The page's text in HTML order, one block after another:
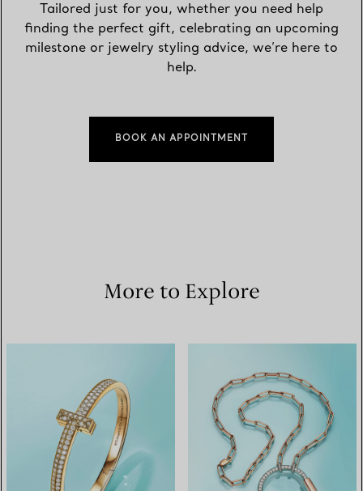
Tailored just for you, whether you need help
finding the perfect gift, celebrating an upcoming
milestone or jewelry styling advice, we’re here to
help.
BOOK AN APPOINTMENT
More to Explore